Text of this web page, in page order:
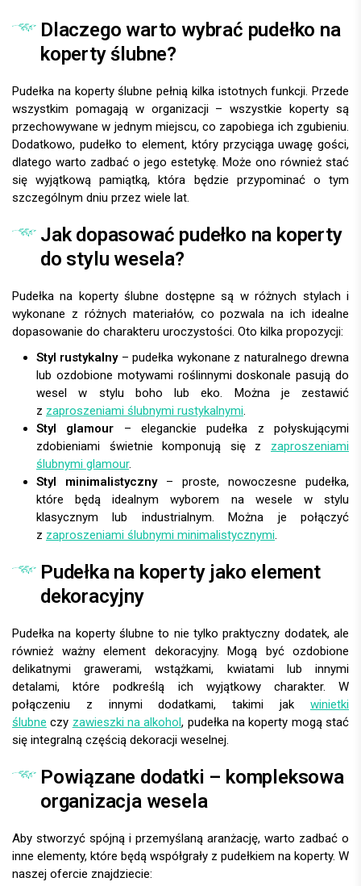
Dlaczego warto wybrać pudełko na
koperty ślubne?
Pudełka na koperty ślubne pełnią kilka istotnych funkcji. Przede
wszystkim pomagają w organizacji – wszystkie koperty są
przechowywane w jednym miejscu, co zapobiega ich zgubieniu.
Dodatkowo, pudełko to element, który przyciąga uwagę gości,
dlatego warto zadbać o jego estetykę. Może ono również stać
się wyjątkową pamiątką, która będzie przypominać o tym
szczególnym dniu przez wiele lat.
Jak dopasować pudełko na koperty
do stylu wesela?
Pudełka na koperty ślubne dostępne są w różnych stylach i
wykonane z różnych materiałów, co pozwala na ich idealne
dopasowanie do charakteru uroczystości. Oto kilka propozycji:
Styl rustykalny– pudełka wykonane z naturalnego drewna
lub ozdobione motywami roślinnymi doskonale pasują do
wesel w stylu boho lub eko. Można je zestawić
z zaproszeniami ślubnymi rustykalnymi.
Styl glamour – eleganckie pudełka z połyskującymi
zdobieniami świetnie komponują się z zaproszeniami
ślubnymi glamour.
Styl minimalistyczny– proste, nowoczesne pudełka,
które będą idealnym wyborem na wesele w stylu
klasycznym lub industrialnym. Można je połączyć
z zaproszeniami ślubnymi minimalistycznymi.
Pudełka na koperty jako element
dekoracyjny
Pudełka na koperty ślubne to nie tylko praktyczny dodatek, ale
również ważny element dekoracyjny. Mogą być ozdobione
delikatnymi grawerami, wstążkami, kwiatami lub innymi
detalami, które podkreślą ich wyjątkowy charakter. W
połączeniu z innymi dodatkami, takimi jak winietki
ślubne czy zawieszki na alkohol, pudełka na koperty mogą stać
się integralną częścią dekoracji weselnej.
Powiązane dodatki – kompleksowa
organizacja wesela
Aby stworzyć spójną i przemyślaną aranżację, warto zadbać o
inne elementy, które będą współgrały z pudełkiem na koperty. W
naszej ofercie znajdziecie: